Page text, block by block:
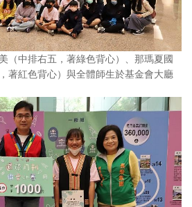
（中排右五，著綠色背心）、那瑪夏國
著紅色背心）與全體師生於基金會大廳